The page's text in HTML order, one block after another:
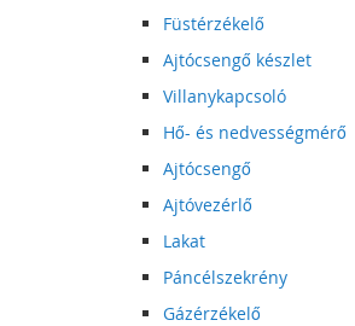
Füstérzékelő
Ajtócsengő készlet
Villanykapcsoló
Hő- és nedvességmérő
Ajtócsengő
Ajtóvezérlő
Lakat
Páncélszekrény
Gázérzékelő